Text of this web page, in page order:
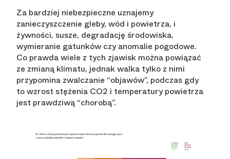
Za bardziej niebezpieczne uznajemy
zanieczyszczenie gleby, wód i powietrza, i
żywności, susze, degradację środowiska,
wymieranie gatunków czy anomalie pogodowe.
Co prawda wiele z tych zjawisk można powiązać
ze zmianą klimatu, jednak walka tylko z nimi
przypomina zwalczanie “objawów”, podczas gdy
to wzrost stężenia CO2 i temperatury powietrza
jest prawdziwą “chorobą”.